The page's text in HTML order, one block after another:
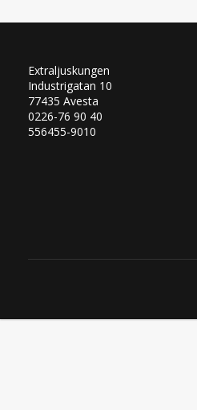
Extraljuskungen
Industrigatan 10
77435 Avesta
0226-76 90 40
556455-9010